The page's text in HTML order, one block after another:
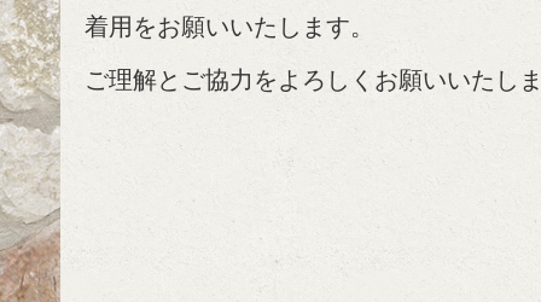
着用をお願いいたします。
ご理解とご協力をよろしくお願いいたし